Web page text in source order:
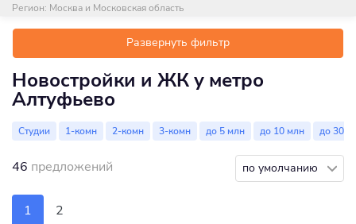
Регион: Москва и Московская область
Развернуть фильтр
Новостройки и ЖК у метро
Алтуфьево
Студии 1-комн 2-комн 3-комн до 5 млн до 10 млн до 30 м²
46 предложений по умолчанию
1 2